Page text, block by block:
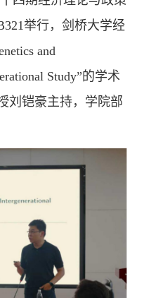
举行，剑桥大学经
and
Study”的学术
刘铠豪主持，学院部